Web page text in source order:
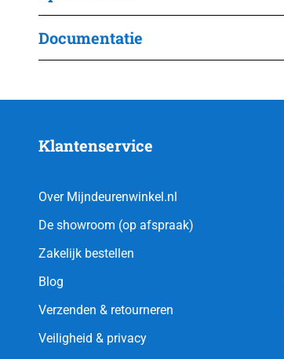
Documentatie
Klantenservice
Over Mijndeurenwinkel.nl
De showroom (op afspraak)
Zakelijk bestellen
Blog
Verzenden & retourneren
Veiligheid & privacy